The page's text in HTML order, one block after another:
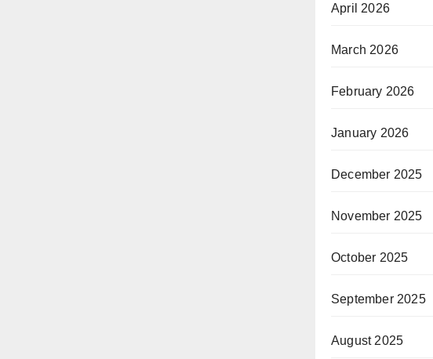
April 2026
March 2026
February 2026
January 2026
December 2025
November 2025
October 2025
September 2025
August 2025